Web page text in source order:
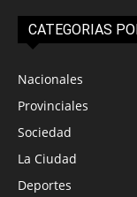
CATEGORIAS
Nacionales
Provinciales
Sociedad
La Ciudad
Deportes